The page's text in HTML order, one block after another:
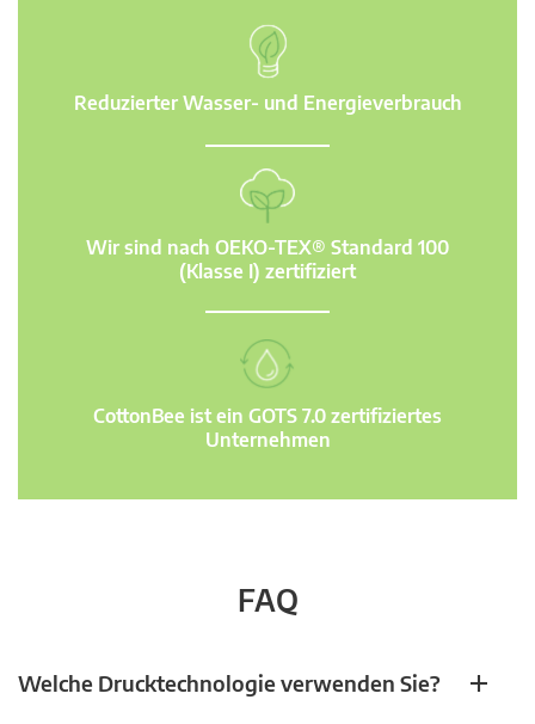
Reduzierter Wasser- und Energieverbrauch
Wir sind nach OEKO-TEX® Standard 100
(Klasse I) zertifiziert
CottonBee ist ein GOTS 7.0 zertifiziertes
Unternehmen
FAQ
Welche Drucktechnologie verwenden Sie?